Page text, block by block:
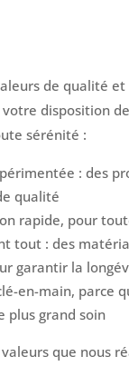
de qualité et
disposition
sérénité :
: des
qualité
rapide, pour
tout : des
garantir la
en-main, parce
plus grand soin
valeurs que nous